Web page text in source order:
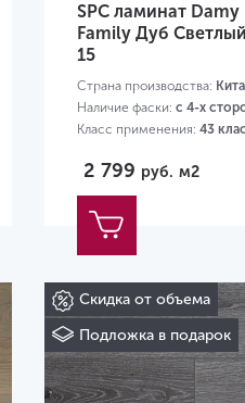
SPC ламинат Damy
Family Дуб
15
Страна производства:
Наличие фаски: с 4-х
Класс применения: 43
2 799 руб. м2
Скидка от объема
Подложка в подарок